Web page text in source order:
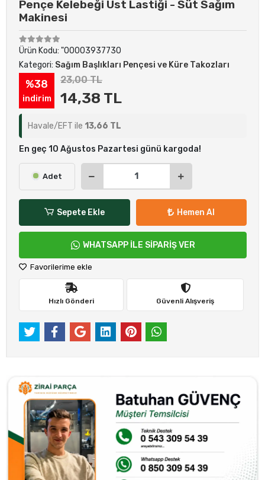
Pençe Kelebeği Üst Lastiği - Süt Sağım
Makinesi
Ürün Kodu: "00003937730
Kategori: Sağım Başlıkları Pençesi ve Küre Takozları
%38
indirim
23,00 TL
14,38 TL
Havale/EFT ile 13,66 TL
En geç 10 Ağustos Pazartesi günü kargoda!
Adet
Sepete Ekle Hemen Al
WHATSAPP İLE SİPARİŞ VER
Favorilerime ekle
Hızlı Gönderi Güvenli Alışveriş